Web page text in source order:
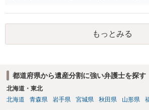
もっとみる
都道府県から遺産分割に強い弁護士を探す
北海道・東北
北海道
青森県 岩手県 宮城県 秋田県 山形県